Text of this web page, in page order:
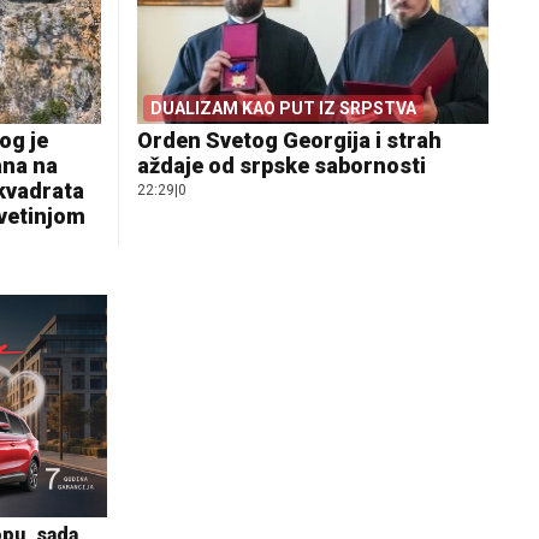
je
na
DUALIZAM KAO PUT IZ SRPSTVA
Orden Svetog Georgija i strah
aždaje od srpske sabornosti
22:29 0